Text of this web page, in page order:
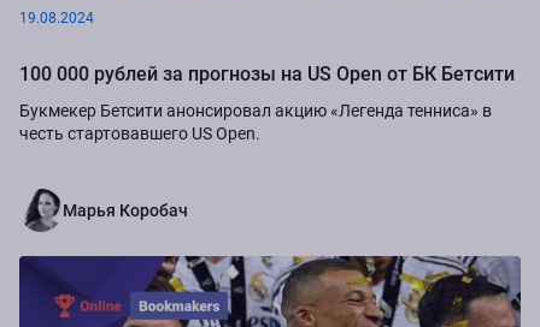
19.08.2024
100 000 рублей за прогнозы на US Open от БК Бетсити
Букмекер Бетсити анонсировал акцию «Легенда тенниса» в
честь стартовавшего US Open.
Марья Коробач